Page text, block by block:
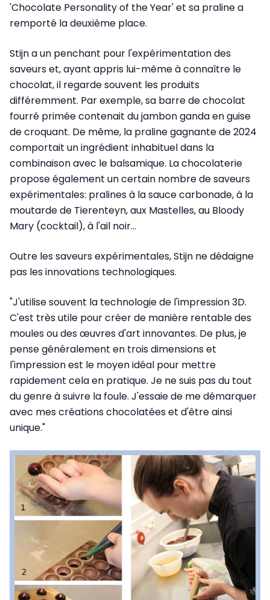
'Chocolate Personality of the Year' et sa praline a
remporté la deuxième place.
Stijn a un penchant pour l'expérimentation des
saveurs et, ayant appris lui-même à connaître le
chocolat, il regarde souvent les produits
différemment. Par exemple, sa barre de chocolat
fourré primée contenait du jambon ganda en guise
de croquant. De même, la praline gagnante de 2024
comportait un ingrédient inhabituel dans la
combinaison avec le balsamique. La chocolaterie
propose également un certain nombre de saveurs
expérimentales: pralines à la sauce carbonade, à la
moutarde de Tierenteyn, aux Mastelles, au Bloody
Mary (cocktail), à l'ail noir...
Outre les saveurs expérimentales, Stijn ne dédaigne
pas les innovations technologiques.
"J'utilise souvent la technologie de l'impression 3D.
C'est très utile pour créer de manière rentable des
moules ou des œuvres d'art innovantes. De plus, je
pense généralement en trois dimensions et
l'impression est le moyen idéal pour mettre
rapidement cela en pratique. Je ne suis pas du tout
du genre à suivre la foule. J'essaie de me démarquer
avec mes créations chocolatées et d'être ainsi
unique."